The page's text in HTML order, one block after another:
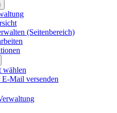
(Seitenbereich)
wählen
Mail versenden